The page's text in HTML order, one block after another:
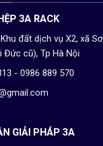
3A RACK
Khu đất dịch vụ X2, xã
Đức cũ), Tp Hà Nội
- 0986 889 570
GIẢI PHÁP 3A